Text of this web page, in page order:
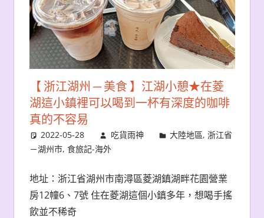
【 浙江湖州 ─ 美食 】江湖小憩★在菱
湖這小鎮裡可以喝到一杯有深度的咖啡
真的不容易
2022-05-28 吃貨雨神 大陸地區,浙江省
－湖州市, 食旅記-海外
地址：浙江省湖州市南潯區菱湖鎮湖畔花園營業
房12幢6、7號 住在菱湖這個小鎮多年，想喝手搖
飲並不稀奇